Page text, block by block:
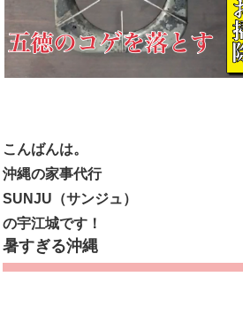
こんばんは。
沖縄の家事代行
SUNJU（サンジュ）
の宇江城です！
暑すぎる沖縄